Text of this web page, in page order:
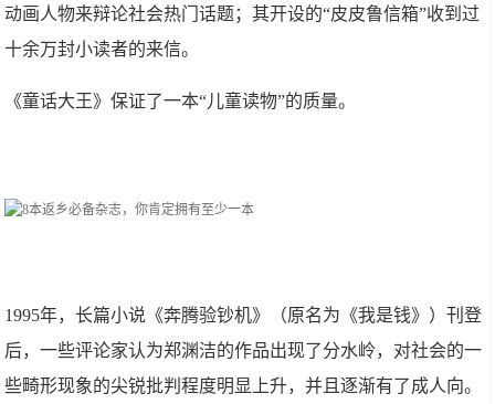
动画人物来辩论社会热门话题；其开设的“皮皮鲁信箱”收到过
十余万封小读者的来信。
《童话大王》保证了一本“儿童读物”的质量。
1995年，长篇小说《奔腾验钞机》（原名为《我是钱》）刊登
后，一些评论家认为郑渊洁的作品出现了分水岭，对社会的一
些畸形现象的尖锐批判程度明显上升，并且逐渐有了成人向。